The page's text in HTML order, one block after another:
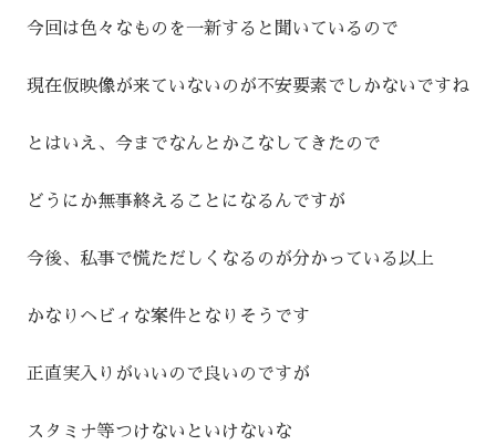
今回は色々なものを一新すると聞いているので
現在仮映像が来ていないのが不安要素でしかないですね
とはいえ、今までなんとかこなしてきたので
どうにか無事終えることになるんですが
今後、私事で慌ただしくなるのが分かっている以上
かなりヘビィな案件となりそうです
正直実入りがいいので良いのですが
スタミナ等つけないといけないな